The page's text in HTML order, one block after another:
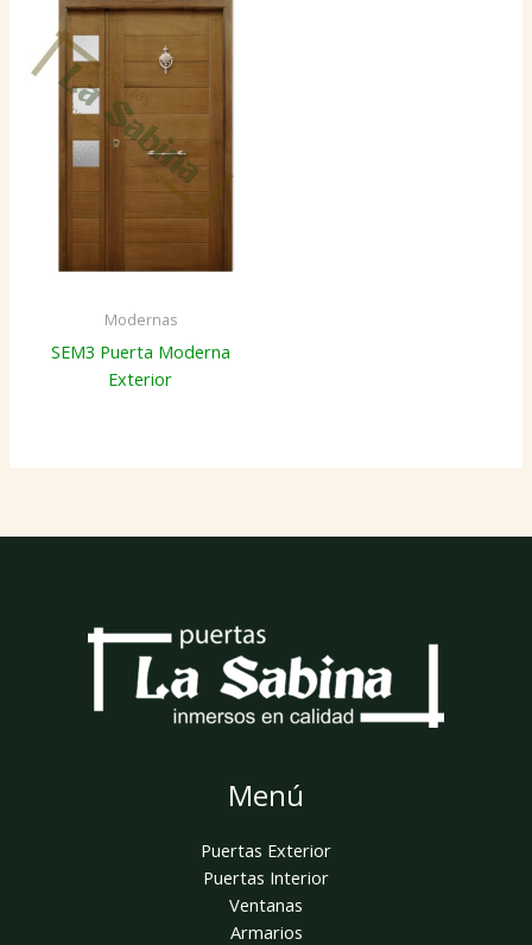
Modernas
SEM3 Puerta Moderna
Exterior
Menú
Puertas Exterior
Puertas Interior
Ventanas
Armarios